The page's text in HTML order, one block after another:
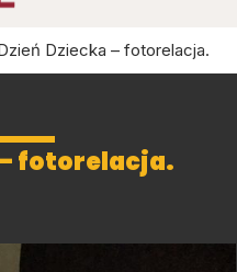
Dziecka – fotorelacja.
fotorelacja.